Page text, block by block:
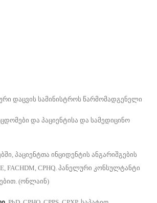
დაცვის სამინისტროს წარმომადგენელი
და პაციენტისა და სამედიცინო
პაციენტთა ინციდენტის ანგარიშგების
FACHDM, CPHQ. პანელური კონსულტანტი
(ონლაინ)